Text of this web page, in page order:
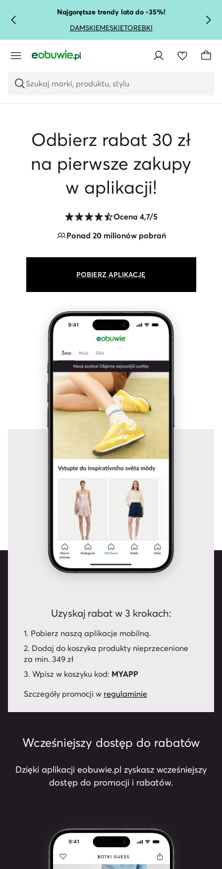
PRZEJDŹ DO GŁÓWNEJ ZAWARTOŚCI
PRZEJDŹ DO WYSZUKIWANIA
Najgorętsze trendy lata do -35%!
DAMSKIEMĘSKIETOREBKI
Szukaj marki, produktu, stylu
Odbierz rabat 30 zł
na pierwsze zakupy
w aplikacji!
Ocena 4,7/5
Ponad 20 milionów pobrań
POBIERZ APLIKACJĘ
Uzyskaj rabat w 3 krokach:
1. Pobierz naszą aplikacje mobilną.
2. Dodaj do koszyka produkty nieprzecenione
za min. 349 zł
3. Wpisz w koszyku kod: MYAPP
Szczegóły promocji w regulaminie
Wcześniejszy dostęp do rabatów
Dzięki aplikacji eobuwie.pl zyskasz wcześniejszy
dostęp do promocji i rabatów.